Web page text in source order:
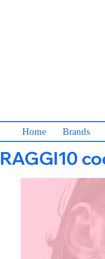
Home Brands
RAGGI10